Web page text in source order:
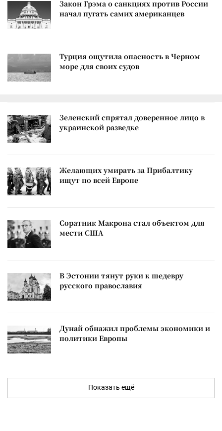
Закон Грэма о санкциях против России
начал пугать самих американцев
Турция ощутила опасность в Черном
море для своих судов
Зеленский спрятал доверенное лицо в
украинской разведке
Желающих умирать за Прибалтику
ищут по всей Европе
Соратник Макрона стал объектом для
мести США
В Эстонии тянут руки к шедевру
русского православия
Дунай обнажил проблемы экономики и
политики Европы
Показать ещё